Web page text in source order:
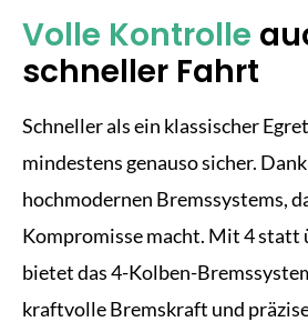
Volle Kontrolle
schneller Fahrt
Schneller als ein klassischer
mindestens genauso sicher.
hochmodernen Bremssystems,
Kompromisse macht. Mit 4 statt
bietet das 4-Kolben-
kraftvolle Bremskraft und